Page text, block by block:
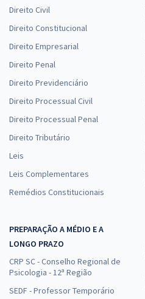
Direito Civil
Direito Constitucional
Direito Empresarial
Direito Penal
Direito Previdenciário
Direito Processual Civil
Direito Processual Penal
Direito Tributário
Leis
Leis Complementares
Remédios Constitucionais
PREPARAÇÃO A MÉDIO E A
LONGO PRAZO
CRP SC - Conselho Regional de
Psicologia - 12ª Região
SEDF - Professor Temporário